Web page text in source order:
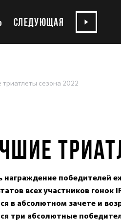
СЛЕДУЮЩАЯ
сезона 2022
победителей
всех участников гонок
абсолютном зачете и
три абсолютные